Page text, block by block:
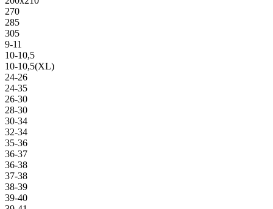
270
285
305
9-11
10-10,5
10-10,5(XL)
24-26
24-35
26-30
28-30
30-34
32-34
35-36
36-37
36-38
37-38
38-39
39-40